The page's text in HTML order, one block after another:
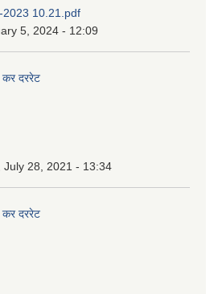
10.21.pdf
5, 2024 - 12:09
दररेट
July 28, 2021 - 13:34
दररेट